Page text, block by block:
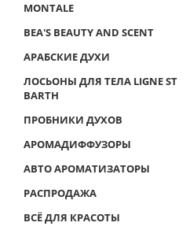
MONTALE
BEA'S BEAUTY AND SCENT
АРАБСКИЕ ДУХИ
ЛОСЬОНЫ ДЛЯ ТЕЛА LIGNE ST
BARTH
ПРОБНИКИ ДУХОВ
АРОМАДИФФУЗОРЫ
АВТО АРОМАТИЗАТОРЫ
РАСПРОДАЖА
ВСЁ ДЛЯ КРАСОТЫ